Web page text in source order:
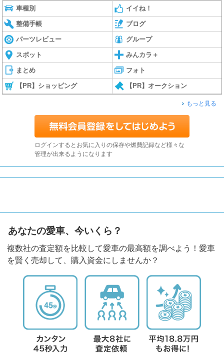
車種別 イイね！
整備手帳 ブログ
パーツレビュー グループ
スポット みんカラ＋
まとめ フォト
【PR】ショッピング 【PR】オークション
もっと見る
ログインするとお気に入りの保存や燃費記録など様々な
管理が出来るようになります
あなたの愛車、今いくら？
複数社の査定額を比較して愛車の最高額を調べよう！愛車
を賢く売却して、購入資金にしませんか？